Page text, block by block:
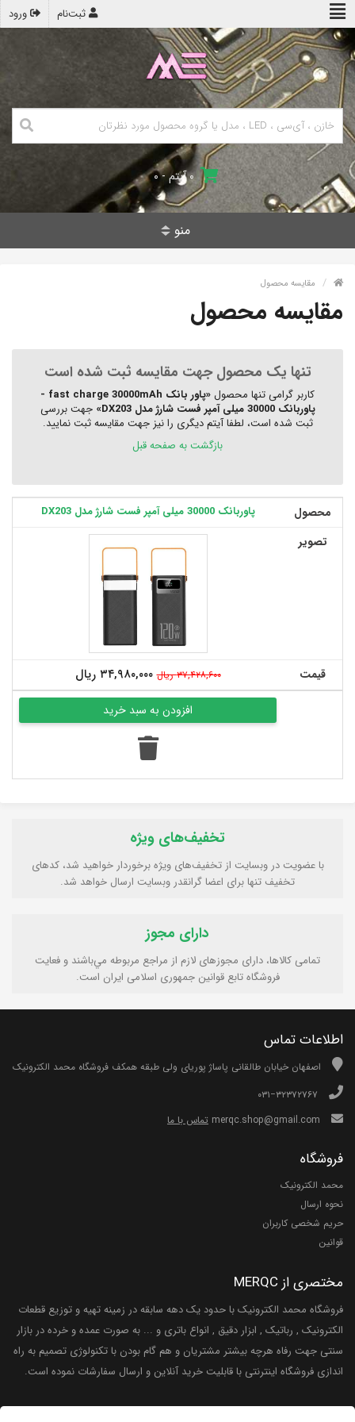
ورود ثبت‌نام
۰ آیتم - ۰
منو
مقایسه محصول
مقایسه محصول
تنها یک محصول جهت مقایسه ثبت شده است
کاربر گرامی تنها محصول
«پاور بانک fast charge 30000mAh -
پاوربانک 30000 میلی آمپر فست شارژ مدل DX203»
جهت بررسی
ثبت شده است، لطفا آیتم دیگری را نیز جهت مقایسه ثبت نمایید.
بازگشت به صفحه قبل
محصول پاوربانک 30000 میلی آمپر فست شارژ مدل DX203
تصویر
قیمت ۳۷,۴۲۸,۶۰۰ ریال ۳۴,۹۸۰,۰۰۰ ریال
تخفیف‌های ویژه
با عضویت در وبسایت از تخفیف‌های ویژه برخوردار خواهید شد، کدهای
تخفیف تنها برای اعضا گرانقدر وبسایت ارسال خواهد شد.
دارای مجوز
تمامی كالاها، دارای مجوزهای لازم از مراجع مربوطه مي‌باشند و فعایت
فروشگاه تابع قوانين جمهوری اسلامی ايران است.
اطلاعات تماس
اصفهان خیابان طالقانی پاساژ پوریای ولی طبقه همکف فروشگاه محمد الکترونیک
تماس با ما
فروشگاه
محمد الکترونیک
نحوه ارسال
حریم شخصی کاربران
قوانین
مختصری از MERQC
فروشگاه محمد الکترونیک با حدود یک دهه سابقه در زمینه تهیه و توزیع قطعات
الکترونیک , رباتیک , ابزار دقیق , انواع باتری و ... به صورت عمده و خرده در بازار
سنتی جهت رفاه هرچه بیشتر مشتریان و هم گام بودن با تکنولوژی تصمیم به راه
اندازی فروشگاه اینترنتی با قابلیت خرید آنلاین و ارسال سفارشات نموده است.